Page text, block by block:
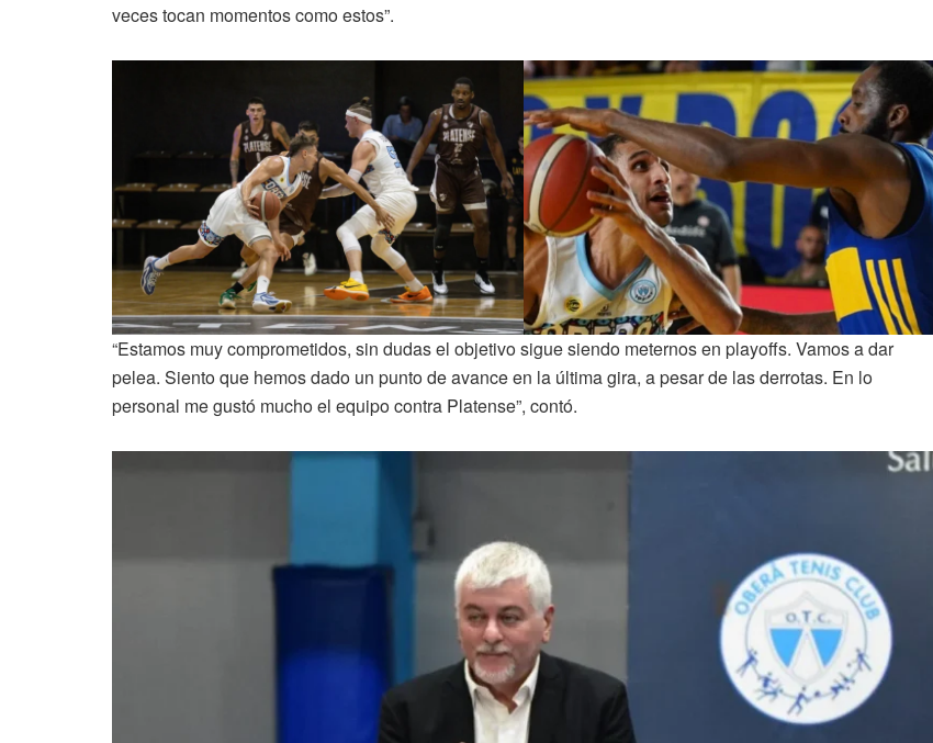
veces tocan momentos como estos”.
“Estamos muy comprometidos, sin dudas el objetivo sigue siendo meternos en playoffs. Vamos a dar
pelea. Siento que hemos dado un punto de avance en la última gira, a pesar de las derrotas. En lo
personal me gustó mucho el equipo contra Platense”, contó.